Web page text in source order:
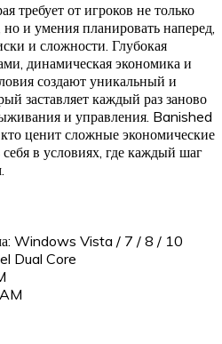
требует от игроков не только
и умения планировать наперед,
и сложности. Глубокая
динамическая экономика и
создают уникальный и
заставляет каждый раз заново
и управления. Banished
ценит сложные экономические
в условиях, где каждый шаг
Windows Vista / 7 / 8 / 10
Dual Core